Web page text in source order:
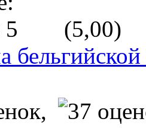
(5,00)